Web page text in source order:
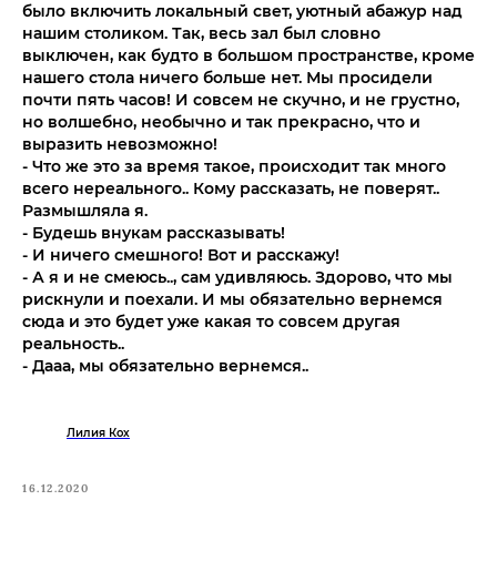
было включить локальный свет, уютный абажур над
нашим столиком. Так, весь зал был словно
выключен, как будто в большом пространстве, кроме
нашего стола ничего больше нет. Мы просидели
почти пять часов! И совсем не скучно, и не грустно,
но волшебно, необычно и так прекрасно, что и
выразить невозможно!
- Что же это за время такое, происходит так много
всего нереального.. Кому рассказать, не поверят..
Размышляла я.
- Будешь внукам рассказывать!
- И ничего смешного! Вот и расскажу!
- А я и не смеюсь.., сам удивляюсь. Здорово, что мы
рискнули и поехали. И мы обязательно вернемся
сюда и это будет уже какая то совсем другая
реальность..
- Дааа, мы обязательно вернемся..
Лилия Кох
16.12.2020